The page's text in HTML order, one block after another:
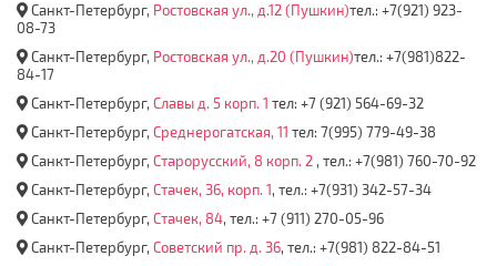
Санкт-Петербург, Ростовская ул., д.12 (Пушкин)тел.: +7(921) 923-
08-73
Санкт-Петербург, Ростовская ул., д.20 (Пушкин)тел.: +7(981)822-
84-17
Санкт-Петербург, Славы д. 5 корп. 1 тел: +7 (921) 564-69-32
Санкт-Петербург, Среднерогатская, 11 тел: 7(995) 779-49-38
Санкт-Петербург, Старорусский, 8 корп. 2 , тел.: +7(981) 760-70-92
Санкт-Петербург, Стачек, 36, корп. 1, тел.: +7(931) 342-57-34
Санкт-Петербург, Стачек, 84, тел.: +7 (911) 270-05-96
Санкт-Петербург, Советский пр. д. 36, тел.: +7(981) 822-84-51